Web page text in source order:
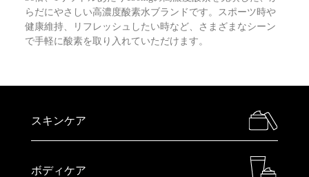
らだにやさしい高濃度酸素水ブランドです。スポーツ時や
健康維持、リフレッシュしたい時など、さまざまなシーン
で手軽に酸素を取り入れていただけます。
スキンケア
ボディケア